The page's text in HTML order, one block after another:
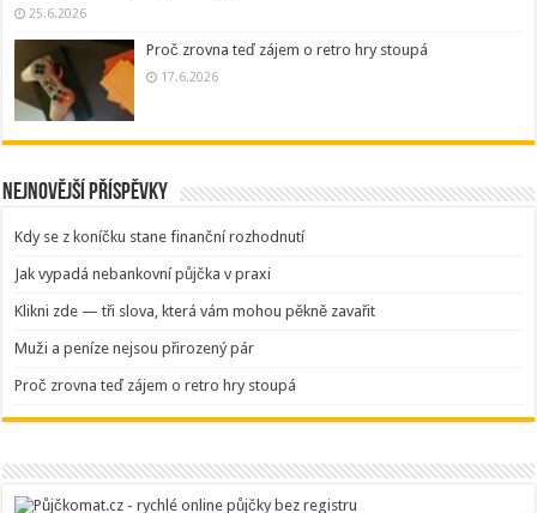
25.6.2026
Proč zrovna teď zájem o retro hry stoupá
17.6.2026
Nejnovější příspěvky
Kdy se z koníčku stane finanční rozhodnutí
Jak vypadá nebankovní půjčka v praxi
Klikni zde — tři slova, která vám mohou pěkně zavařit
Muži a peníze nejsou přirozený pár
Proč zrovna teď zájem o retro hry stoupá